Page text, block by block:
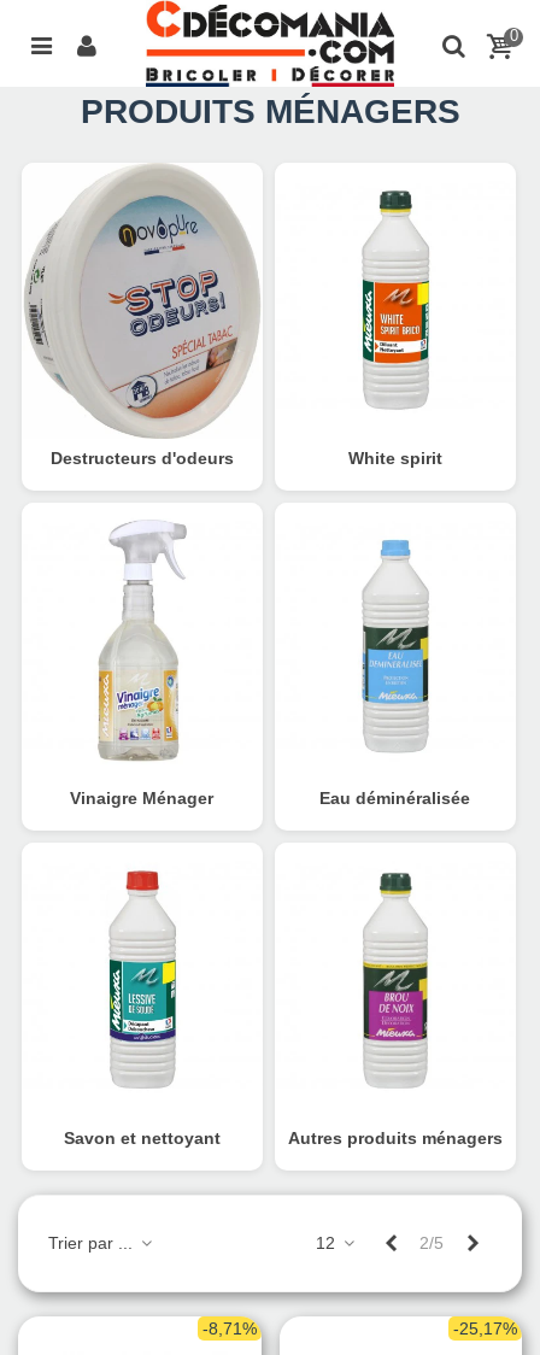
0
PRODUITS MÉNAGERS
Destructeurs d'odeurs White spirit
Vinaigre Ménager Eau déminéralisée
Savon et nettoyant Autres produits ménagers
Trier par ... 12 Précédent
2/5
-8,71% -25,17%